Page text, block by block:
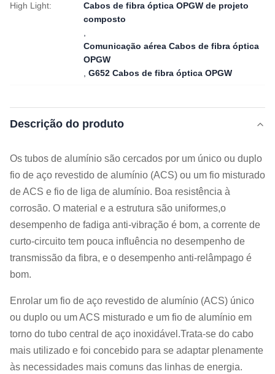
High Light:
Cabos de fibra óptica OPGW de projeto
composto
Comunicação aérea Cabos de fibra óptica
OPGW
G652 Cabos de fibra óptica OPGW
Descrição do produto
Os tubos de alumínio são cercados por um único ou duplo
fio de aço revestido de alumínio (ACS) ou um fio misturado
de ACS e fio de liga de alumínio. Boa resistência à
corrosão. O material e a estrutura são uniformes,o
desempenho de fadiga anti-vibração é bom, a corrente de
curto-circuito tem pouca influência no desempenho de
transmissão da fibra, e o desempenho anti-relâmpago é
bom.
Enrolar um fio de aço revestido de alumínio (ACS) único
ou duplo ou um ACS misturado e um fio de alumínio em
torno do tubo central de aço inoxidável.Trata-se do cabo
mais utilizado e foi concebido para se adaptar plenamente
às necessidades mais comuns das linhas de energia.